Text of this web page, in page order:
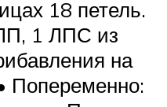
18 петель.
1 ЛПС из
на
Попеременно: